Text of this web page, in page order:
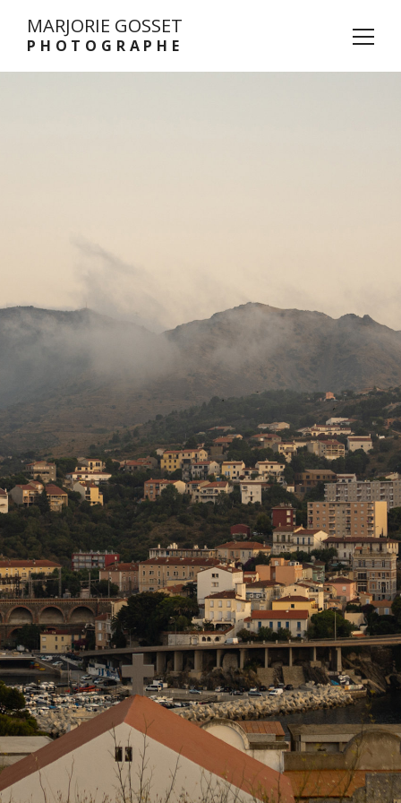
MARJORIE GOSSET
PHOTOGRAPHE